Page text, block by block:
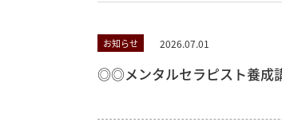
お知らせ 2026.07.01
◎◎メンタルセラピスト養成